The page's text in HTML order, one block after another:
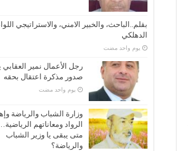
بقلم..الباحث، والخبير الامني، والاستراتيجي
الدهلكي
‏يوم واحد مضت
رجل الأعمال نمير العقابي
صدور مذكرة اعتقال بحقه
‏يوم واحد مضت
وزارة الشباب والرياضة
الرواد ومعاناتهم
متى يبقى يا وزير الشباب
والرياضة؟